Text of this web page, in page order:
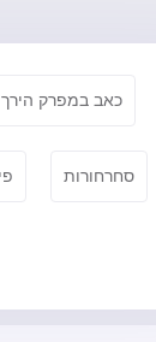
כאב במפרק הירך
סחרחורות